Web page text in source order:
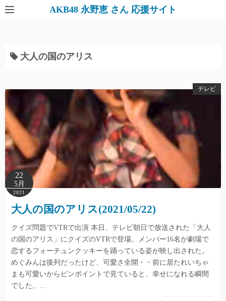
AKB48 永野恵 さん 応援サイト
大人の国のアリス
テレビ
22
5月
2021
大人の国のアリス(2021/05/22)
クイズ問題でVTRで出演 本日、テレビ朝日で放送された「大人
の国のアリス」にクイズのVTRで登場。メンバー16名が劇場で
恋するフォーチュンクッキーを踊っている姿が映し出された。
めぐみんは後列だったけど、可愛さ全開・・前に居たれいちゃ
まも可愛いからピンポイントで見ていると、幸せになれる瞬間
でした。…